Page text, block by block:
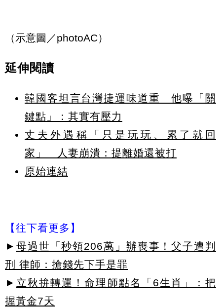
（示意圖／photoAC）
延伸閱讀
韓國客坦言台灣捷運味道重 他曝「關
鍵點」：其實有壓力
丈夫外遇稱「只是玩玩、累了就回
家」 人妻崩潰：提離婚還被打
原始連結
【往下看更多】
► 母過世「秒領206萬」辦喪事！父子遭判
刑 律師：搶錢先下手是罪
► 立秋拚轉運！命理師點名「6生肖」：把
握黃金7天